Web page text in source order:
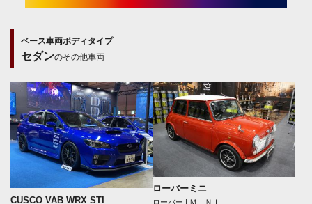
ベース車両ボディタイプ
セダンのその他車両
CUSCO VAB WRX STI
ローバーミニ
ローバー | ＭＩＮＩ